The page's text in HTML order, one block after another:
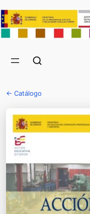
← Catálogo